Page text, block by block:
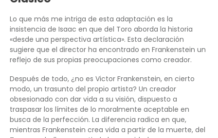
Lo que más me intriga de esta adaptación es la
insistencia de Isaac en que del Toro aborda la historia
«desde una perspectiva artística». Esta declaración
sugiere que el director ha encontrado en Frankenstein un
reflejo de sus propias preocupaciones como creador.
Después de todo, ¿no es Victor Frankenstein, en cierto
modo, un trasunto del propio artista? Un creador
obsesionado con dar vida a su visión, dispuesto a
traspasar los límites de lo moralmente aceptable en
busca de la perfección. La diferencia radica en que,
mientras Frankenstein crea vida a partir de la muerte, del